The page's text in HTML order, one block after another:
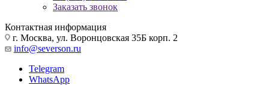
Заказать звонок
Контактная информация
г. Москва, ул. Воронцовская 35Б корп. 2
info@severson.ru
Telegram
WhatsApp